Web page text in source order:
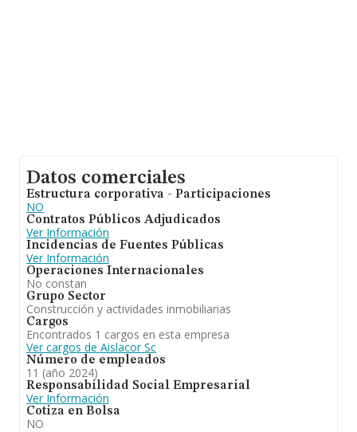
Datos comerciales
Estructura corporativa - Participaciones
NO
Contratos Públicos Adjudicados
Ver Información
Incidencias de Fuentes Públicas
Ver Información
Operaciones Internacionales
No constan
Grupo Sector
Construcción y actividades inmobiliarias
Cargos
Encontrados 1 cargos en esta empresa
Ver cargos de Aislacor Sc
Número de empleados
11 (año 2024)
Responsabilidad Social Empresarial
Ver Información
Cotiza en Bolsa
NO